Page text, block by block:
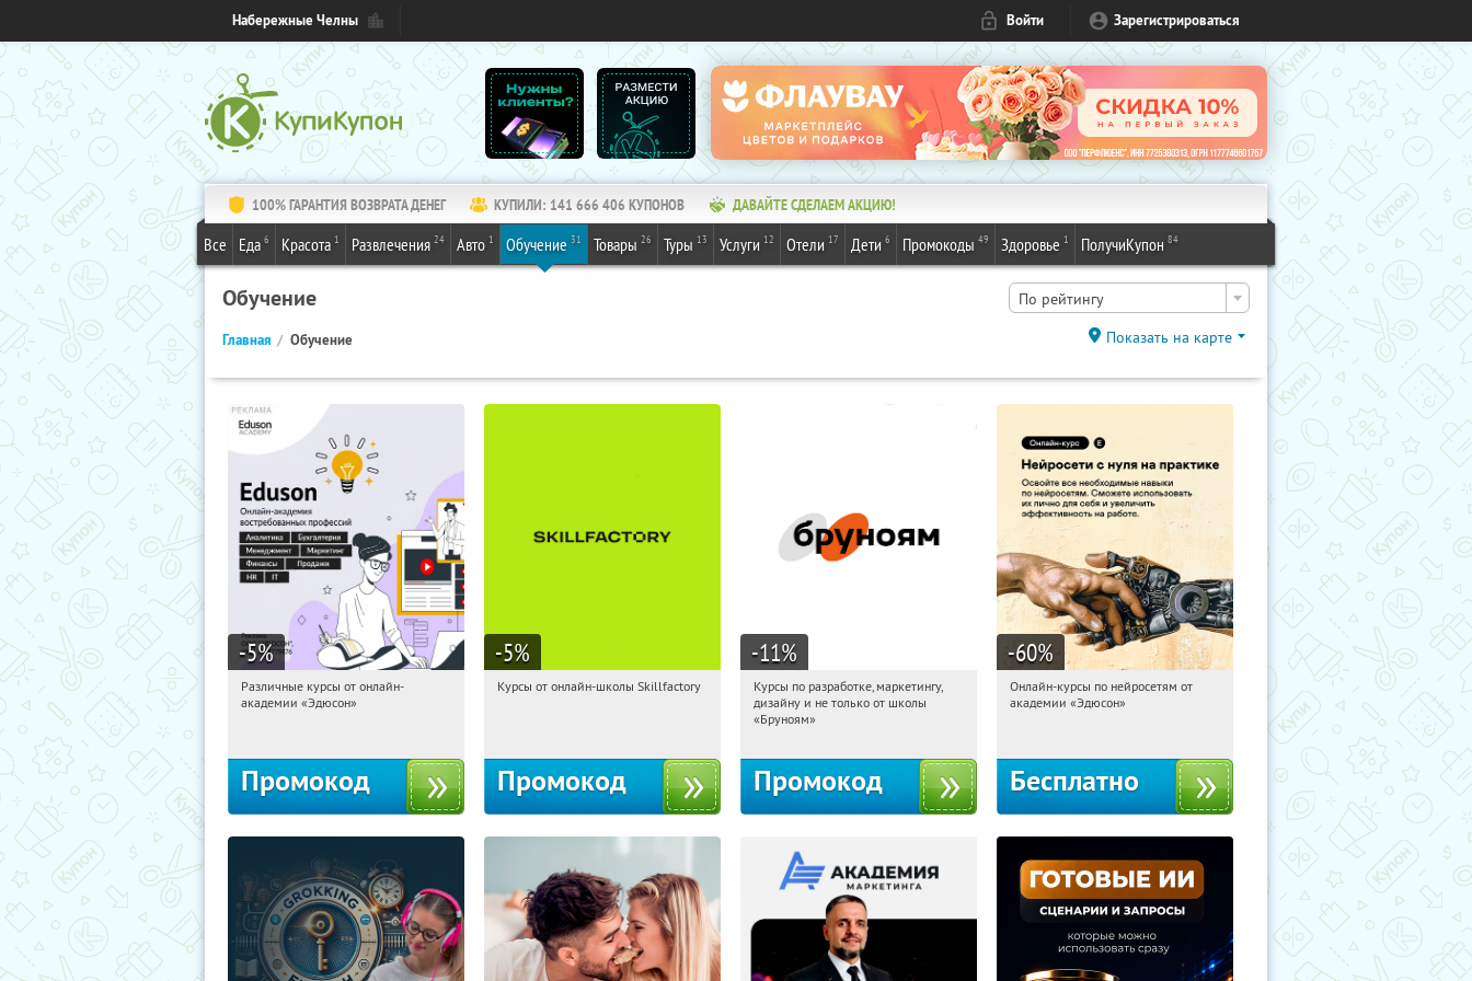
Набережные Челны Войти Зарегистрироваться
100% ГАРАНТИЯ ВОЗВРАТА ДЕНЕГ КУПИЛИ: 141 666 406 КУПОНОВ ДАВАЙТЕ СДЕЛАЕМ АКЦИЮ!
Все Еда 6 Красота 1 Развлечения 24 Авто 1 Обучение 31 Товары 26 Туры 13 Услуги 12 Отели 17 Дети 6 Промокоды 49 Здоровье 1 ПолучиКупон 84
Обучение По рейтингу
Главная Обучение Показать на карте
-5%
13:38:37 Получили:
Различные курсы от онлайн-
академии «Эдюсон»
Промокод
-5%
13:38:37
Получи первым!
Курсы от онлайн-школы Skillfactory
Промокод
-11%
13:38:37
Получи первым!
Россия
Курсы по разработке, маркетингу,
дизайну и не только от школы
«Бруноям»
Промокод
-60%
13:38:37 Получили:
Онлайн-курсы по нейросетям от
академии «Эдюсон»
Бесплатно